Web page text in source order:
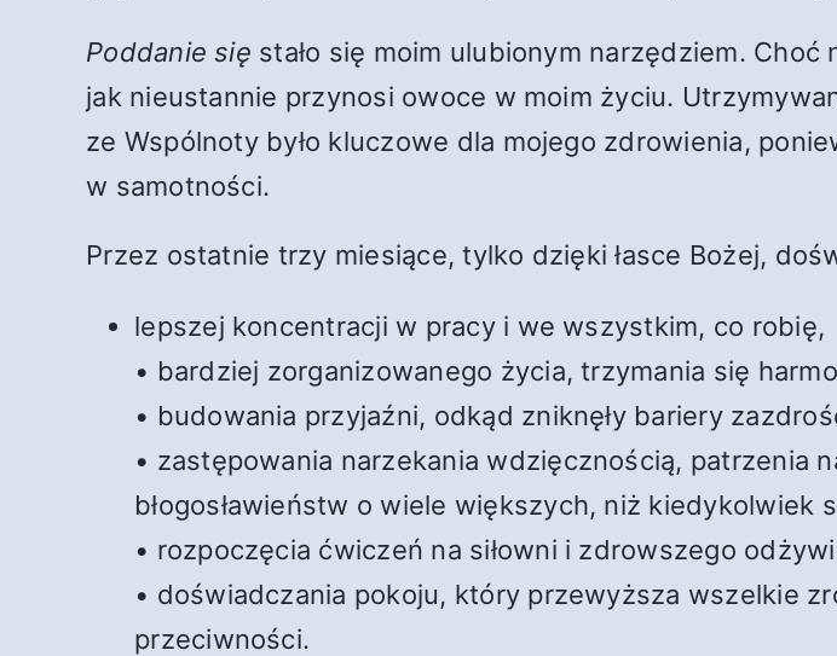
Poddanie się stało się moim ulubionym narzędziem.
jak nieustannie przynosi owoce w moim życiu.
ze Wspólnoty było kluczowe dla mojego zdrowienia,
w samotności.
Przez ostatnie trzy miesiące, tylko dzięki łasce Bożej,
lepszej koncentracji w pracy i we wszystkim, co robię,
• bardziej zorganizowanego życia, trzymania się
• budowania przyjaźni, odkąd zniknęły bariery
• zastępowania narzekania wdzięcznością, patrzenia
błogosławieństw o wiele większych, niż kiedykolwiek
• rozpoczęcia ćwiczeń na siłowni i zdrowszego
• doświadczania pokoju, który przewyższa wszelkie
przeciwności.